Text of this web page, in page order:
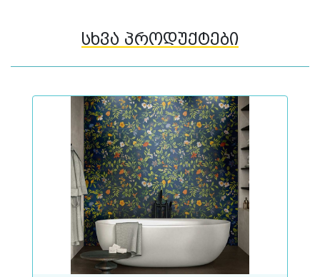
სხვა პროდუქტები